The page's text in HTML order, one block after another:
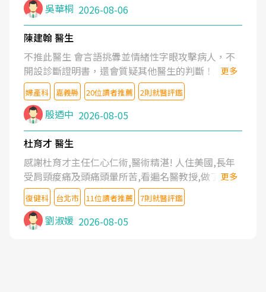
吳華桐 2026-08-06
陳建翰 醫生
不推此醫生 會言語挑釁並情緒性字眼攻擊病人，不
開設診斷證明書，還會質疑其他醫生的判斷！
更多
婦產科 嘉義縣 20位讀者推薦 2則就醫評鑑
殷迺中 2026-08-05
杜育才 醫生
感謝杜育才主任仁心仁術,醫術精湛! 人住美國,長年
受肩頸痠痛及頭痛頭暈所苦,看遍名醫教授,做了各種
檢查,也嘗試過西醫打針,中醫針灸及物理徒手治療都
沒有用,後來連吃到嗎啡類止痛藥都效果有限,只是壓
症狀,沒多久就痛起來,多年失眠嚴重影響生活品質.
台灣親友介紹忠孝醫院杜育才主任是頸頭症候群專
更多
復健科 台北市 11位讀者推薦 7則就醫評鑑
劉淑媛 2026-08-05